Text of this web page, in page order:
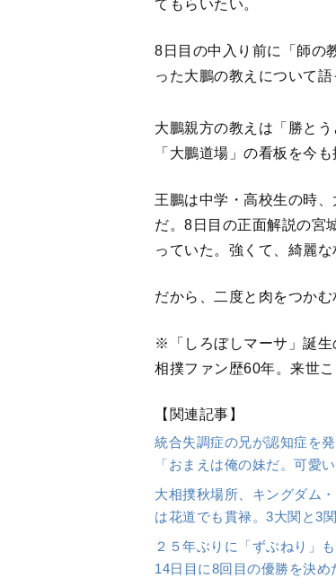
てもらいたい。
8日目の中入り前に「師の
った大鵬の教えについて語
大鵬親方の教えは「勝と
「大鵬道場」の看板を今
王鵬は中学・高校生の時
だ。8日目の正面解説の宮
っていた。強くて、綺麗
だから、二度と肉をつかむ
※「しろぼしマーサ」誕生
相撲ファン歴60年。来世
【関連記事】
統合失調症の兄が認知症を
「おまえは俺の妹だ。可愛
大相撲秋場所、キングダム
は花道でも貫禄。3大関と3
２５年ぶりに「ずぶねり」
14日目に8回目の優勝を決め